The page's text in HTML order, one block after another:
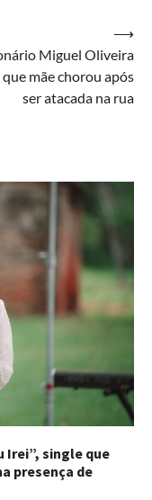
Miguel Oliveira
que mãe chorou após
ser atacada na rua
⟶
Irei”, single que
presença de